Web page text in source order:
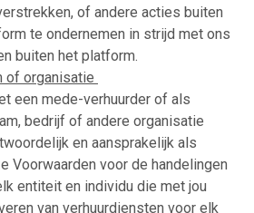
of andere acties buiten
te ondernemen in strijd met ons
buiten het platform.
of organisatie
een mede-verhuurder of als
bedrijf of andere organisatie
en aansprakelijk als
Voorwaarden voor de handelingen
entiteit en individu die met jou
van verhuurdiensten voor elk